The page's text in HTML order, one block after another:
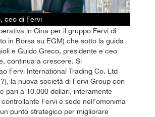
ceo di Fervi
in Cina per il gruppo Fervi di
in Borsa su EGM) che sotto la guida
e Guido Greco, presidente e ceo
continua a crescere. Si
Fervi International Trading Co. Ltd
la nuova società di Fervi Group con
pari a 10.000 dollari, interamente
Fervi e sede nell’omonima
punto strategico per migliorare